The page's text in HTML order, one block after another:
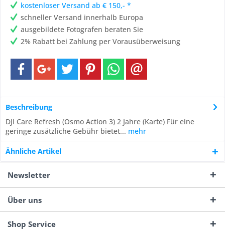
kostenloser Versand ab € 150,- *
schneller Versand innerhalb Europa
ausgebildete Fotografen beraten Sie
2% Rabatt bei Zahlung per Vorausüberweisung
Beschreibung
DJI Care Refresh (Osmo Action 3) 2 Jahre (Karte) Für eine
geringe zusätzliche Gebühr bietet... mehr
Ähnliche Artikel
Newsletter
Über uns
Shop Service